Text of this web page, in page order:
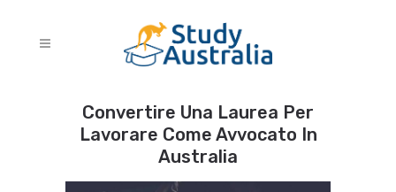
Convertire Una Laurea Per
Lavorare Come Avvocato In
Australia